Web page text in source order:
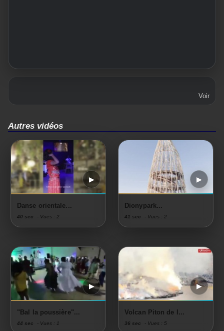
Voir
Autres vidéos
Danse orientale...
40 sec - Vues : 2
Dionypark...
41 sec - Vues : 2
"Bal la poussière"...
44 sec - Vues : 1
Volcan Piton de l...
36 sec - Vues : 5